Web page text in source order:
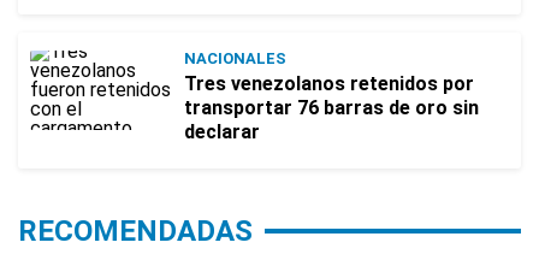
NACIONALES
Tres venezolanos retenidos por
transportar 76 barras de oro sin
declarar
RECOMENDADAS